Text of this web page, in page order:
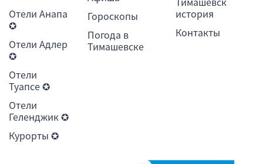
Отели Анапа
✪
Отели Адлер
✪
Отели
Туапсе ✪
Отели
Геленджик ✪
Курорты ✪
Гороскопы
Погода в
Тимашевске
история
Контакты